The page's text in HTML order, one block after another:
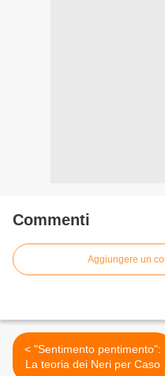
Commenti
Aggiungere un
< "Sentimento pentimento":
La teoria dei Neri per Caso